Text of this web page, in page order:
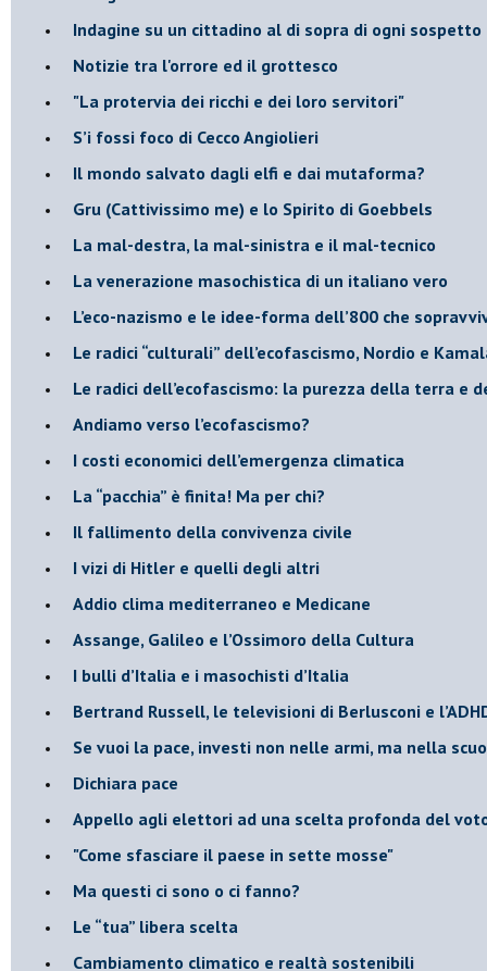
Indagine su un cittadino al di sopra di ogni sospetto
Notizie tra l'orrore ed il grottesco
"La protervia dei ricchi e dei loro servitori"
S’i fossi foco di Cecco Angiolieri
​Il mondo salvato dagli elfi e dai mutaforma?
Gru (Cattivissimo me) e lo Spirito di Goebbels
​La mal-destra, la mal-sinistra e il mal-tecnico
​La venerazione masochistica di un italiano vero
​L’eco-nazismo e le idee-forma dell’800 che
​Le radici “culturali” dell’ecofascismo, Nordio e
Le radici dell’ecofascismo: la purezza della terra e
Andiamo verso l’ecofascismo?
I costi economici dell’emergenza climatica
​La “pacchia” è finita! Ma per chi?
​Il fallimento della convivenza civile
​I vizi di Hitler e quelli degli altri
Addio clima mediterraneo e Medicane
​Assange, Galileo e l’Ossimoro della Cultura
​I bulli d’Italia e i masochisti d’Italia
​Bertrand Russell, le televisioni di Berlusconi e
​Se vuoi la pace, investi non nelle armi, ma nella
​Dichiara pace
​Appello agli elettori ad una scelta profonda del
"Come sfasciare il paese in sette mosse"
​Ma questi ci sono o ci fanno?
​Le “tua” libera scelta
Cambiamento climatico e realtà sostenibili